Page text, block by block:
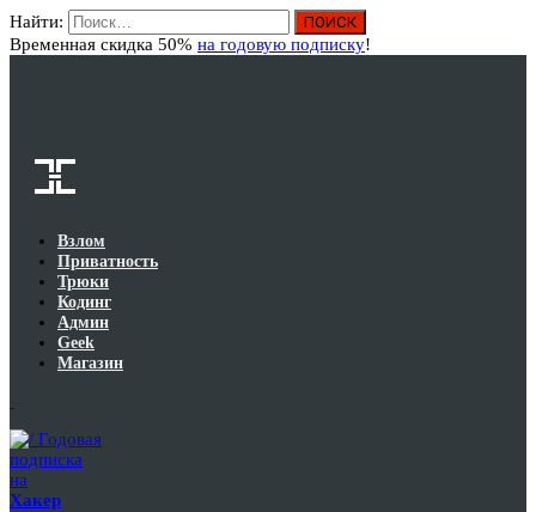
Найти:
Временная скидка 50% на годовую подписку!
Взлом
Приватность
Трюки
Кодинг
Админ
Geek
Магазин
Годовая
подписка
на
Хакер